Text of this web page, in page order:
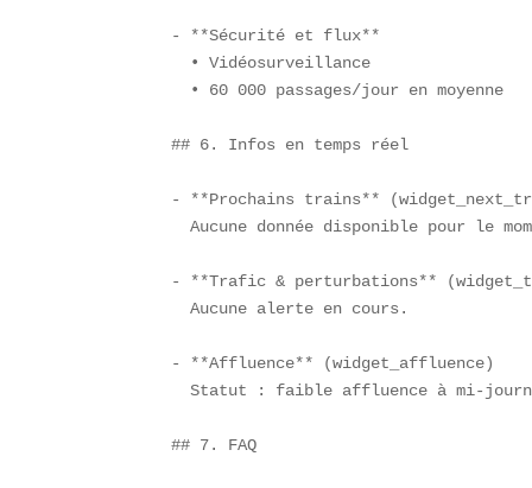
- **Sécurité et flux**
  • Vidéosurveillance
  • 60 000 passages/jour en moyenne
## 6. Infos en temps réel
- **Prochains trains**
Aucune donnée disponible pour le
- **Trafic & perturbations**
  Aucune alerte en cours.
- **Affluence** (widget_affluence)
Statut : faible affluence à mi-
## 7. FAQ